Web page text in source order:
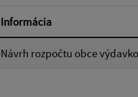
Informácia
Návrh rozpočtu obce